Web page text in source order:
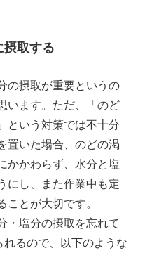
取する
の摂取が重要というの
います。ただ、「のど
という対策では不十分
置いた場合、のどの渇
かかわらず、水分と塩
にし、また作業中も定
とが大切です。
・塩分の摂取を忘れて
るので、以下のような